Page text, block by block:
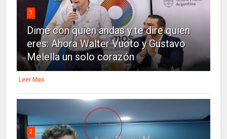
1
Dime con quien andas y te dire quien
eres: Ahora Walter Vuoto y Gustavo
Melella un solo corazón
Leer Mas
2